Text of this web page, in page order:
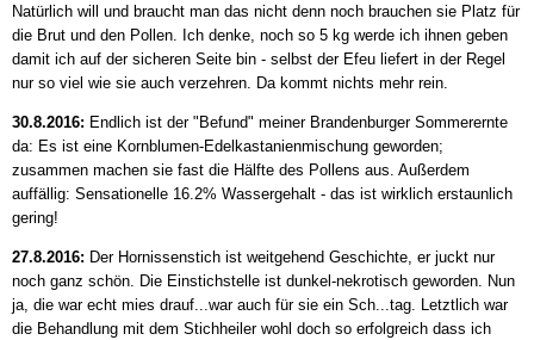
Natürlich will und braucht man das nicht denn noch brauchen sie Platz für
die Brut und den Pollen. Ich denke, noch so 5 kg werde ich ihnen geben
damit ich auf der sicheren Seite bin - selbst der Efeu liefert in der Regel
nur so viel wie sie auch verzehren. Da kommt nichts mehr rein.
30.8.2016: Endlich ist der "Befund" meiner Brandenburger Sommerernte
da: Es ist eine Kornblumen-Edelkastanienmischung geworden;
zusammen machen sie fast die Hälfte des Pollens aus. Außerdem
auffällig: Sensationelle 16.2% Wassergehalt - das ist wirklich erstaunlich
gering!
27.8.2016: Der Hornissenstich ist weitgehend Geschichte, er juckt nur
noch ganz schön. Die Einstichstelle ist dunkel-nekrotisch geworden. Nun
ja, die war echt mies drauf...war auch für sie ein Sch...tag. Letztlich war
die Behandlung mit dem Stichheiler wohl doch so erfolgreich dass ich